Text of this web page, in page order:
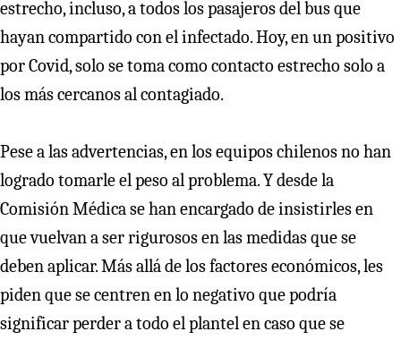
estrecho, incluso, a todos los pasajeros del bus que
hayan compartido con el infectado. Hoy, en un positivo
por Covid, solo se toma como contacto estrecho solo a
los más cercanos al contagiado.
Pese a las advertencias, en los equipos chilenos no han
logrado tomarle el peso al problema. Y desde la
Comisión Médica se han encargado de insistirles en
que vuelvan a ser rigurosos en las medidas que se
deben aplicar. Más allá de los factores económicos, les
piden que se centren en lo negativo que podría
significar perder a todo el plantel en caso que se